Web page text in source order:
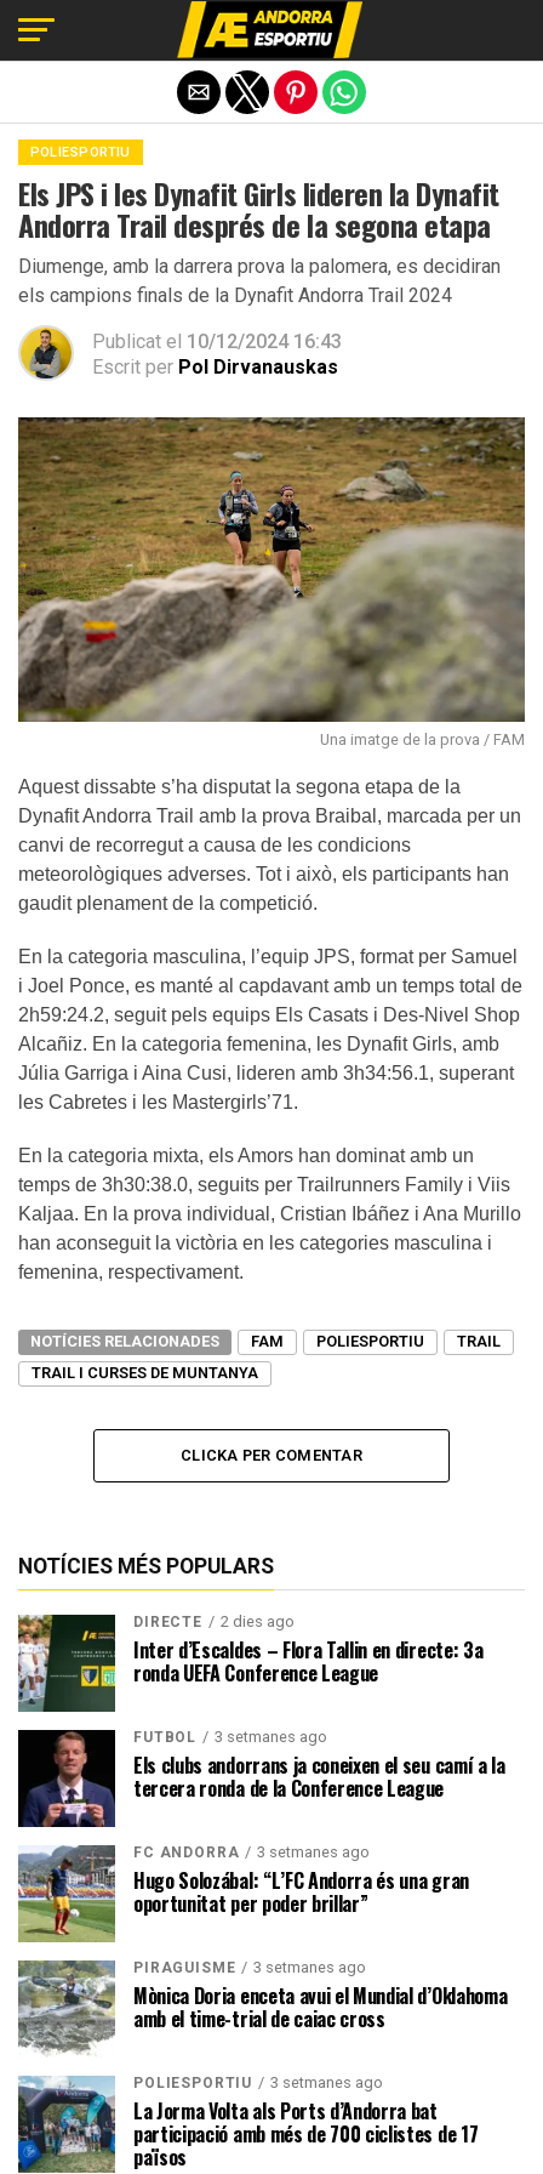
POLIESPORTIU
Els JPS i les Dynafit Girls lideren la Dynafit
Andorra Trail després de la segona etapa
Diumenge, amb la darrera prova la palomera, es decidiran
els campions finals de la Dynafit Andorra Trail 2024
Publicat el 10/12/2024 16:43
Escrit per Pol Dirvanauskas
Una imatge de la prova / FAM
Aquest dissabte s’ha disputat la segona etapa de la
Dynafit Andorra Trail amb la prova Braibal, marcada per un
canvi de recorregut a causa de les condicions
meteorològiques adverses. Tot i això, els participants han
gaudit plenament de la competició.
En la categoria masculina, l’equip JPS, format per Samuel
i Joel Ponce, es manté al capdavant amb un temps total de
2h59:24.2, seguit pels equips Els Casats i Des-Nivel Shop
Alcañiz. En la categoria femenina, les Dynafit Girls, amb
Júlia Garriga i Aina Cusi, lideren amb 3h34:56.1, superant
les Cabretes i les Mastergirls’71.
En la categoria mixta, els Amors han dominat amb un
temps de 3h30:38.0, seguits per Trailrunners Family i Viis
Kaljaa. En la prova individual, Cristian Ibáñez i Ana Murillo
han aconseguit la victòria en les categories masculina i
femenina, respectivament.
NOTÍCIES RELACIONADES FAM POLIESPORTIU
TRAIL
TRAIL I CURSES DE MUNTANYA
CLICKA PER COMENTAR
NOTÍCIES MÉS POPULARS
DIRECTE 2 dies ago
Inter d’Escaldes – Flora Tallin en directe: 3a
ronda UEFA Conference League
FUTBOL 3 setmanes ago
Els clubs andorrans ja coneixen el seu camí a la
tercera ronda de la Conference League
FC ANDORRA 3 setmanes ago
Hugo Solozábal: “L’FC Andorra és una gran
oportunitat per poder brillar”
PIRAGÜISME 3 setmanes ago
Mònica Doria enceta avui el Mundial d’Oklahoma
amb el time-trial de caiac cross
POLIESPORTIU 3 setmanes ago
La Jorma Volta als Ports d’Andorra bat
participació amb més de 700 ciclistes de 17
països
Exit mobile version